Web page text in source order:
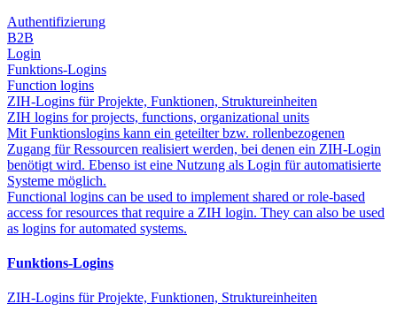
Authentifizierung
B2B
Login
Funktions-Logins
Function logins
ZIH-Logins für Projekte, Funktionen, Struktureinheiten
ZIH logins for projects, functions, organizational units
Mit Funktionslogins kann ein geteilter bzw. rollenbezogenen
Zugang für Ressourcen realisiert werden, bei denen ein ZIH-Login
benötigt wird. Ebenso ist eine Nutzung als Login für automatisierte
Systeme möglich.
Functional logins can be used to implement shared or role-based
access for resources that require a ZIH login. They can also be used
as logins for automated systems.
Funktions-Logins
ZIH-Logins für Projekte, Funktionen, Struktureinheiten